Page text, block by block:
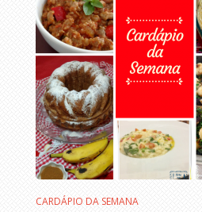
CARDÁPIO DA SEMANA